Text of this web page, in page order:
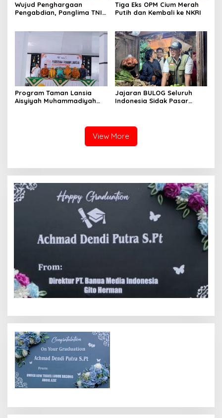
Wujud Penghargaan
Pengabdian, Panglima TNI
Tiga Eks OPM Cium Merah
Putih dan Kembali ke NKRI
Program Taman Lansia
Aisyiyah Muhammadiyah
Jajaran BULOG Seluruh
Indonesia Sidak Pasar
dan Lebaran 2026
View More